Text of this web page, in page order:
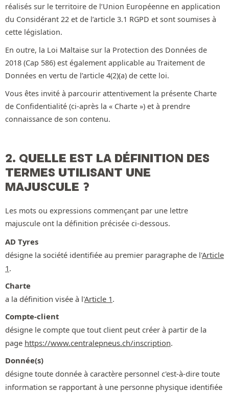
réalisés sur le territoire de l’Union Européenne en application
du Considérant 22 et de l’article 3.1 RGPD et sont soumises à
cette législation.
En outre, la Loi Maltaise sur la Protection des Données de
2018 (Cap 586) est également applicable au Traitement de
Données en vertu de l’article 4(2)(a) de cette loi.
Vous êtes invité à parcourir attentivement la présente Charte
de Confidentialité (ci-après la « Charte ») et à prendre
connaissance de son contenu.
2. QUELLE EST LA DÉFINITION DES
TERMES UTILISANT UNE
MAJUSCULE ?
Les mots ou expressions commençant par une lettre
majuscule ont la définition précisée ci-dessous.
AD Tyres
désigne la société identifiée au premier paragraphe de l'Article
1.
Charte
a la définition visée à l'Article 1.
Compte-client
désigne le compte que tout client peut créer à partir de la
page https://www.centralepneus.ch/inscription.
Donnée(s)
désigne toute donnée à caractère personnel c'est-à-dire toute
information se rapportant à une personne physique identifiée